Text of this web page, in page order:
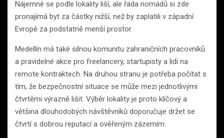
Nájemné se podle lokality liší, ale řada nomádů si zde
pronajímá byt za částky nižší, než by zaplatili v západní
Evropě za podstatně menší prostor.
Medellín má také silnou komunitu zahraničních pracovníků
a pravidelné akce pro freelancery, startupisty a lidi na
remote kontraktech. Na druhou stranu je potřeba počítat s
tím, že bezpečnostní situace se může mezi jednotlivými
čtvrtěmi výrazně lišit. Výběr lokality je proto klíčový a
většina dlouhodobých návštěvníků doporučuje držet se
čtvrtí s dobrou reputací a ověřeným zázemím.